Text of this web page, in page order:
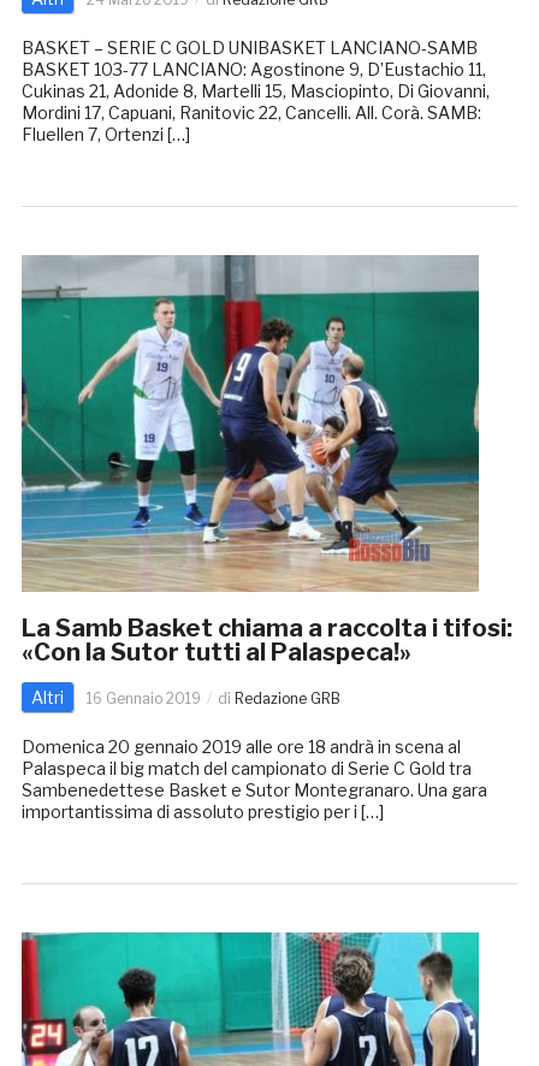
BASKET – SERIE C GOLD UNIBASKET LANCIANO-SAMB
BASKET 103-77 LANCIANO: Agostinone 9, D’Eustachio 11,
Cukinas 21, Adonide 8, Martelli 15, Masciopinto, Di Giovanni,
Mordini 17, Capuani, Ranitovic 22, Cancelli. All. Corà. SAMB:
Fluellen 7, Ortenzi […]
La Samb Basket chiama a raccolta i tifosi:
«Con la Sutor tutti al Palaspeca!»
Altri 16 Gennaio 2019 di Redazione GRB
Domenica 20 gennaio 2019 alle ore 18 andrà in scena al
Palaspeca il big match del campionato di Serie C Gold tra
Sambenedettese Basket e Sutor Montegranaro. Una gara
importantissima di assoluto prestigio per i […]